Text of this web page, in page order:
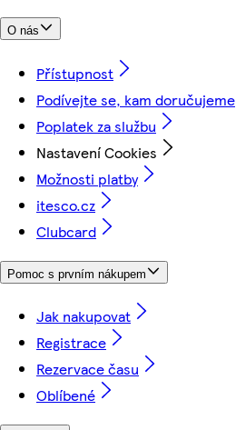
O nás
Přístupnost
Podívejte se, kam doručujeme
Poplatek za službu
Nastavení Cookies
Možnosti platby
itesco.cz
Clubcard
Pomoc s prvním nákupem
Jak nakupovat
Registrace
Rezervace času
Oblíbené